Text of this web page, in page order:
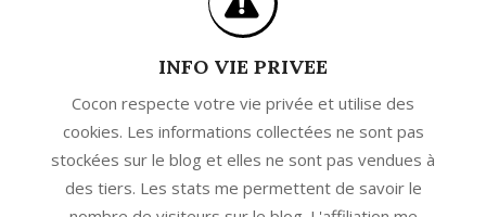
INFO VIE PRIVEE
Cocon respecte votre vie privée et utilise des
cookies. Les informations collectées ne sont pas
stockées sur le blog et elles ne sont pas vendues à
des tiers. Les stats me permettent de savoir le